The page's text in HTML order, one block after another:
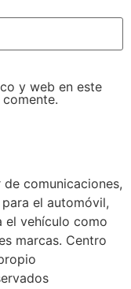
y web en este
comunicaciones,
el automóvil,
el vehículo como
marcas. Centro